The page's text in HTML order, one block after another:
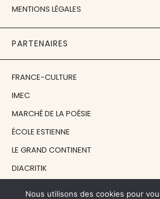
MENTIONS LÉGALES
PARTENAIRES
FRANCE-CULTURE
IMEC
MARCHÉ DE LA POÉSIE
ÉCOLE ESTIENNE
LE GRAND CONTINENT
DIACRITIK
Nous utilisons des cookies pour